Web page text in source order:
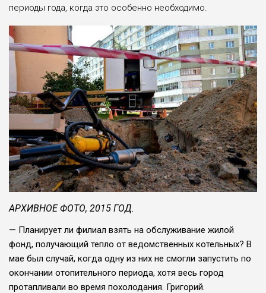
периоды года, когда это особенно необходимо.
АРХИВНОЕ ФОТО, 2015 ГОД.
— Планирует ли фи­лиал взять на об­служивание жилой
фонд, получающий теп­ло от ведомственных ко­тельных? В
мае был случай, когда одну из них не смогли запустить по
окончании отопи­тельного периода, хотя весь город
протаплива­ли во время похолода­ния. Григорий.